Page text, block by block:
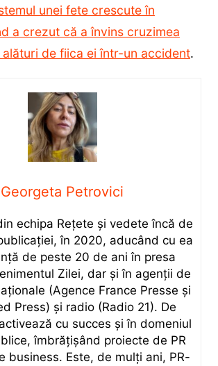
unei fete crescute în
a crezut că a învins cruzimea
de fiica ei într-un accident.
Georgeta Petrovici
echipa Rețete și vedete încă de
în 2020, aducând cu ea
de peste 20 de ani în presa
Zilei, dar și în agenții de
(Agence France Presse și
Press) și radio (Radio 21). De
cu succes și în domeniul
îmbrățișând proiecte de PR
business. Este, de mulți ani, PR-